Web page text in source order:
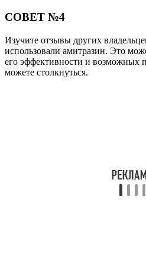
СОВЕТ №4
Изучите отзывы других
использовали амитразин. Это
его эффективности и возможных
можете столкнуться.